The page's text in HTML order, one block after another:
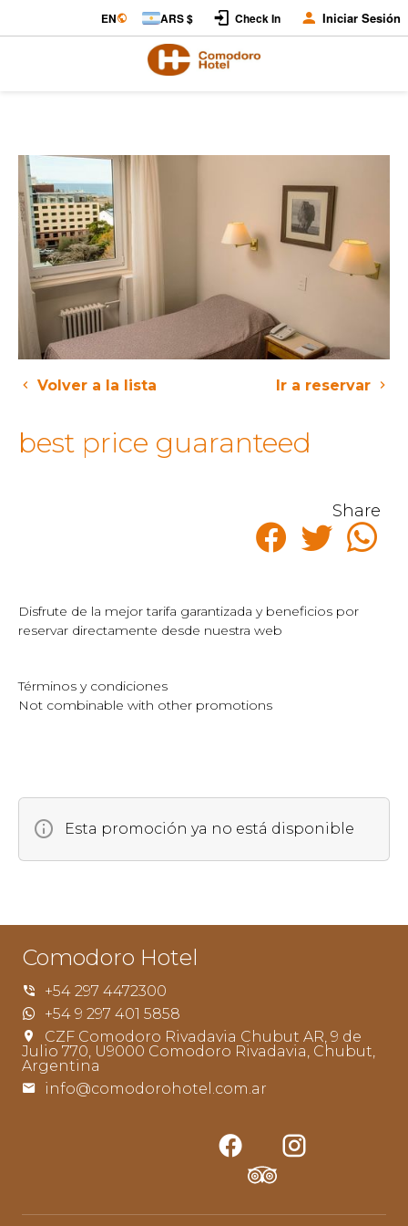
EN ARS $ Check In Iniciar Sesión
Volver a la lista Ir a reservar
best price guaranteed
Share
Disfrute de la mejor tarifa garantizada y beneficios por
reservar directamente desde nuestra web
Términos y condiciones
Not combinable with other promotions
Esta promoción ya no está disponible
Comodoro Hotel
+54 297 4472300
+54 9 297 401 5858
CZF Comodoro Rivadavia Chubut AR, 9 de
Julio 770, U9000 Comodoro Rivadavia, Chubut,
Argentina
info@comodorohotel.com.ar